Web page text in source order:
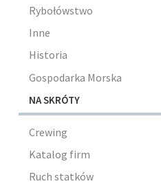
Rybołówstwo
Inne
Historia
Gospodarka Morska
NA SKRÓTY
Crewing
Katalog firm
Ruch statków